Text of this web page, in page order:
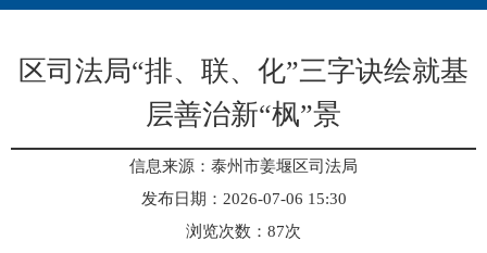
区司法局“排、联、化”三字诀绘就基
层善治新“枫”景
信息来源：泰州市姜堰区司法局
发布日期：2026-07-06 15:30
浏览次数： 87次